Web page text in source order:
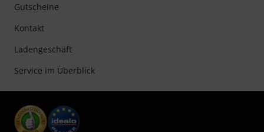
Gutscheine
Kontakt
Ladengeschäft
Service im Überblick